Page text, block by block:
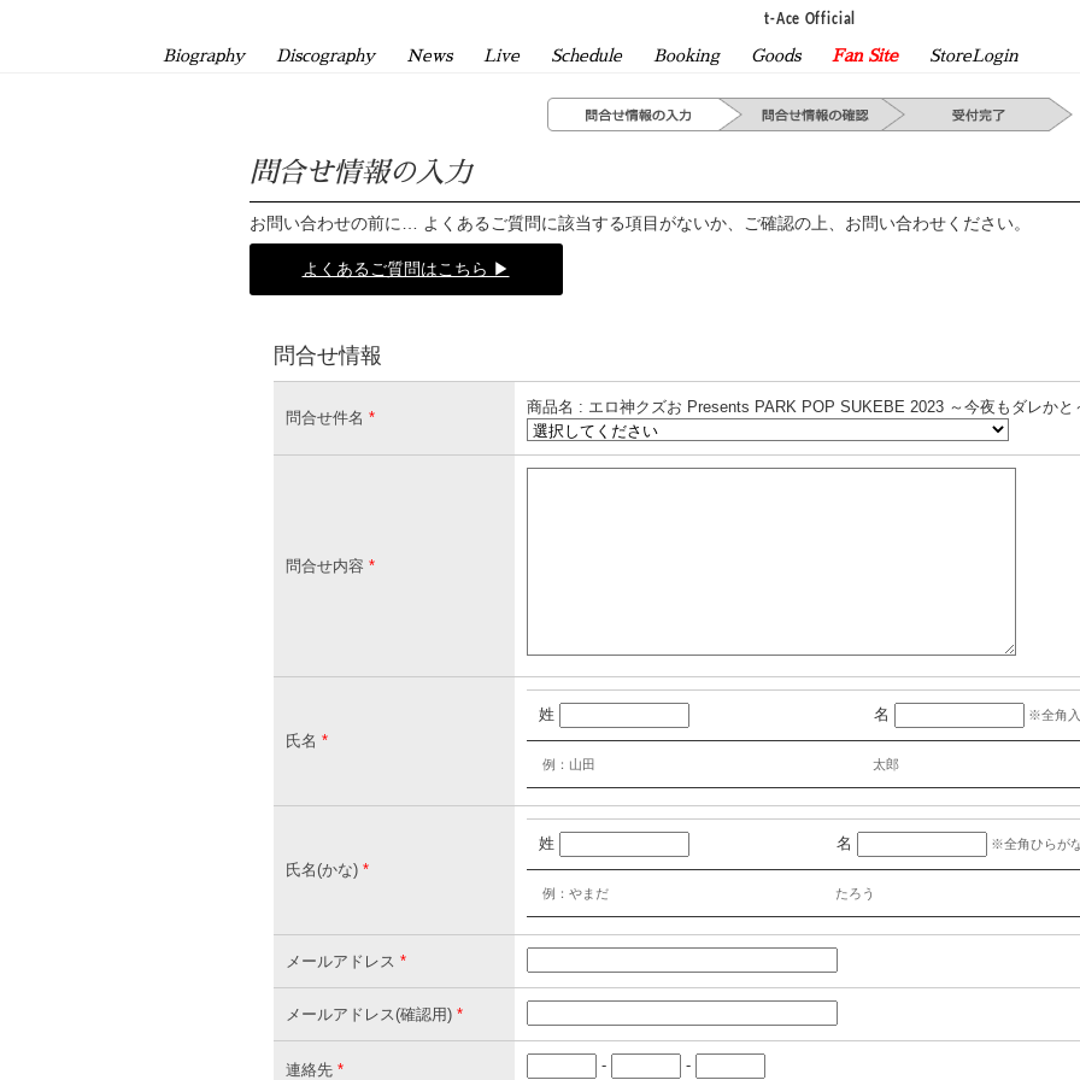
t-Ace Official
Biography Discography News Live Schedule Booking Goods Fan Site StoreLogin
問合せ情報の入力
お問い合わせの前に… よくあるご質問に該当する項目がないか、ご確認の上、お問い合わせください。
よくあるご質問はこちら ▶
問合せ情報
問合せ件名 *
商品名 : エロ神クズお Presents PARK POP SUKEBE 2023 ～今夜もダレかと
問合せ内容 *
氏名 *
姓 名 ※全角
例：山田 太郎
氏名(かな) *
姓 名 ※全角ひらが
例：やまだ たろう
メールアドレス *
メールアドレス(確認用) *
連絡先 * - -